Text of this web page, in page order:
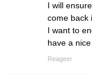
I will
come back
I want to
have a
Reageer